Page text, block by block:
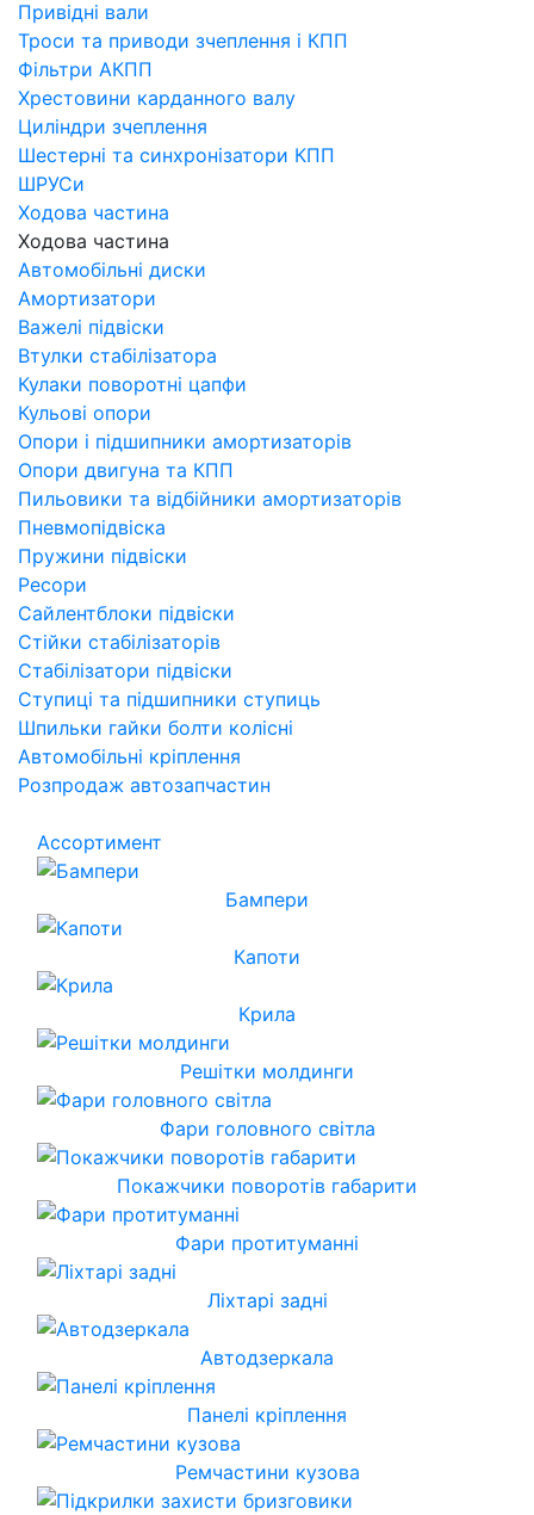
Привідні вали
Троси та приводи зчеплення і КПП
Фільтри АКПП
Хрестовини карданного валу
Циліндри зчеплення
Шестерні та синхронізатори КПП
ШРУСи
Ходова частина
Ходова частина
Автомобільні диски
Амортизатори
Важелі підвіски
Втулки стабілізатора
Кулаки поворотні цапфи
Кульові опори
Опори і підшипники амортизаторів
Опори двигуна та КПП
Пильовики та відбійники амортизаторів
Пневмопідвіска
Пружини підвіски
Ресори
Сайлентблоки підвіски
Стійки стабілізаторів
Стабілізатори підвіски
Ступиці та підшипники ступиць
Шпильки гайки болти колісні
Автомобільні кріплення
Розпродаж автозапчастин
Ассортимент
Бампери
Капоти
Крила
Решітки молдинги
Фари головного світла
Покажчики поворотів габарити
Фари протитуманні
Ліхтарі задні
Автодзеркала
Панелі кріплення
Ремчастини кузова